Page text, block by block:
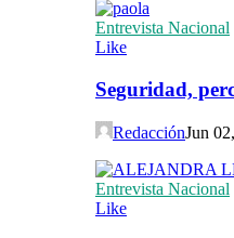
Entrevista Nacional
Like
Seguridad,
RedacciónJun
Entrevista Nacional
Like